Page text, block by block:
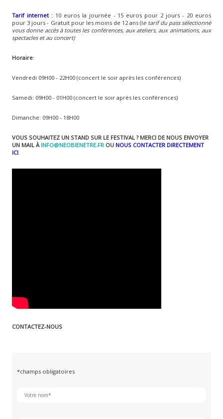
Tarif internet : 10 euros la journée - 15 euros pour 2 jours - 20 euros
pour 3 jours - Gratuit pour les moins de 12 ans (le tarif du pass sélectionné
vous donne accès à toutes les conférences, aux ateliers, aux animations, aux
spectacles et au concert)
Horaire:
Vendredi 09H00 - 22H00 (concert le soir après les conférences)
Samedi: 09H00 - 01H00 (concert le soir après les conférences)
Dimanche: 09H00 - 18H00
VOUS SOUHAITEZ UN STAND SUR LE FESTIVAL ? MERCI DE NOUS ENVOYER
UN MAIL À INFO@NEOBIENETRE.FROU NOUS CONTACTER DIRECTEMENT
ICI
CONTACTEZ-NOUS
*champs obligatoires